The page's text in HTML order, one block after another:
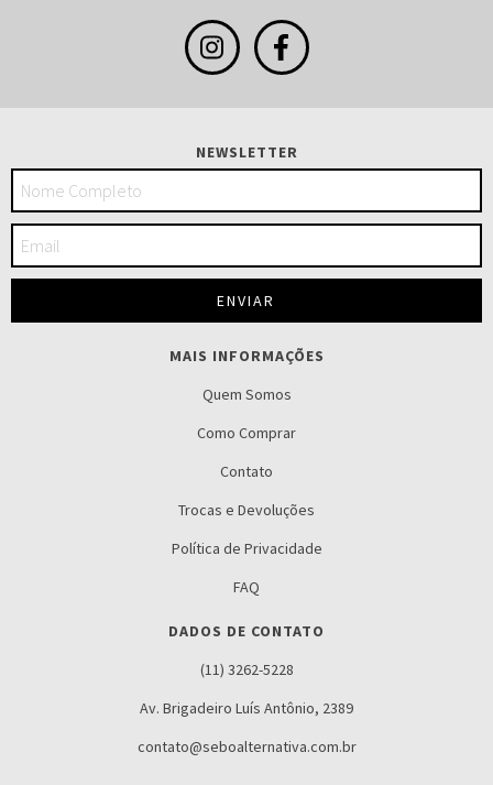
NEWSLETTER
MAIS INFORMAÇÕES
Quem Somos
Como Comprar
Contato
Trocas e Devoluções
Política de Privacidade
FAQ
DADOS DE CONTATO
(11) 3262-5228
Av. Brigadeiro Luís Antônio, 2389
contato@seboalternativa.com.br